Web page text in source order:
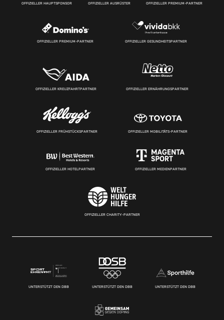
OFFIZIELLER HAUPTSPONSOR OFFIZIELLER AUSRÜSTER OFFIZIELLER PREMIUM-PARTNER
OFFIZIELLER PREMIUM-PARTNER OFFIZIELLER GESUNDHEITSPARTNER
OFFIZIELLER KREUZFAHRTPARTNER OFFIZIELLER ERNÄHRUNGSPARTNER
OFFIZIELLER FRÜHSTÜCKSPARTNER OFFIZIELLER MOBILITÄTS-PARTNER
OFFIZIELLER HOTELPARTNER OFFIZIELLER MEDIENPARTNER
OFFIZIELLER CHARITY-PARTNER
UNTERSTÜTZT DEN DBB UNTERSTÜTZT DEN DBB UNTERSTÜTZT DEN DBB